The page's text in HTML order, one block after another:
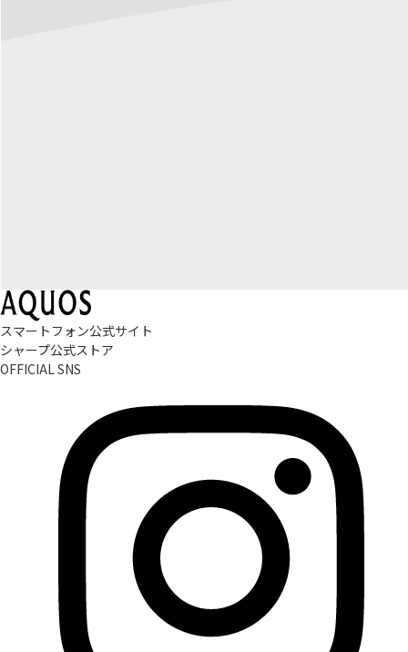
スマートフォン公式サイト
シャープ公式ストア
OFFICIAL SNS